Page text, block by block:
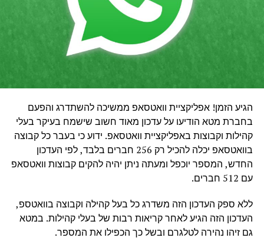
הגיע הזמן! אפליקציית וואטסאפ ממשיכה להשתדרג והפעם
בחברת מטא הודיעו על עדכון מאוד חשוב שישמח בעיקר בעלי
קהילות וקבוצות באפליקציית וואטסאפ. ידוע כי בעבר כל קבוצה
בוואטסאפ יכלה להכיל רק 256 חברים בלבד, לפי העדכון
החדש, המספר יוכפל ומעתה ניתן יהיה להקים קבוצות וואטסאפ
עם 512 חברים.
ללא ספק העדכון הזה משדרג כל בעל קהילה וקבוצה בוואטספ,
העדכון הזה הגיע לאחר קריאות רבות של בעלי קהילות. במטא
גם זיהו נהירה לטלגרם ובשל כך הכפילו את המספר.